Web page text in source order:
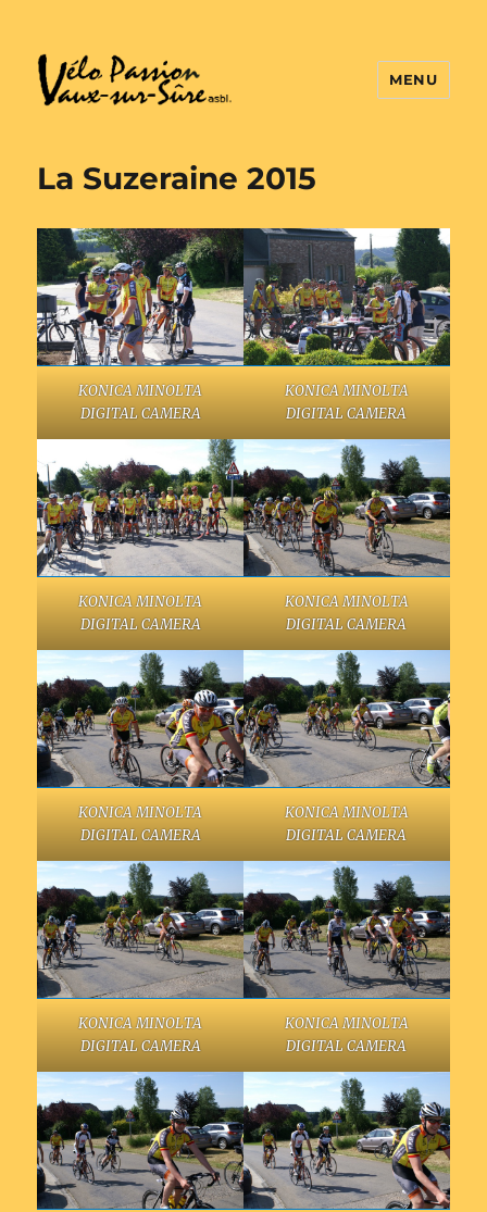
MENU
La Suzeraine 2015
KONICA MINOLTA
DIGITAL CAMERA
KONICA MINOLTA
DIGITAL CAMERA
KONICA MINOLTA
DIGITAL CAMERA
KONICA MINOLTA
DIGITAL CAMERA
KONICA MINOLTA
DIGITAL CAMERA
KONICA MINOLTA
DIGITAL CAMERA
KONICA MINOLTA
DIGITAL CAMERA
KONICA MINOLTA
DIGITAL CAMERA